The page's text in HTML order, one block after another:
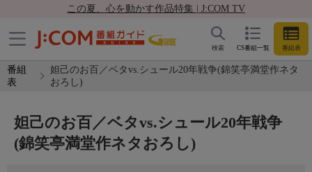
この夏、心を動かす作品特集 | J:COM TV
CS番組一覧 番組表
検索
番組
表
妲己のお百／ベタvs.シュール20年戦争(錦笑亭満堂作ネタ
おろし)
妲己のお百／ベタvs.シュール20年戦争
(錦笑亭満堂作ネタおろし)